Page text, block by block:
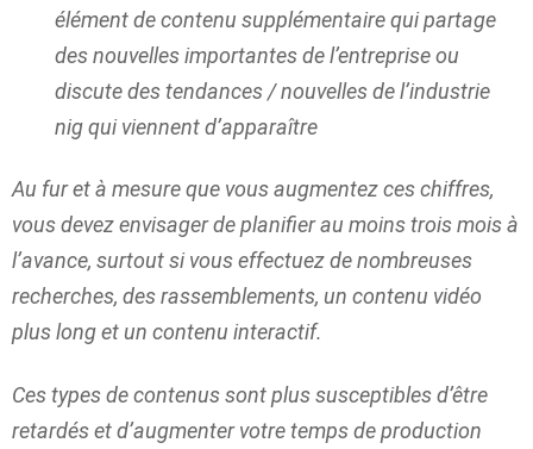
élément de contenu supplémentaire qui partage
des nouvelles importantes de l’entreprise ou
discute des tendances / nouvelles de l’industrie
nig qui viennent d’apparaître
Au fur et à mesure que vous augmentez ces chiffres,
vous devez envisager de planifier au moins trois mois à
l’avance, surtout si vous effectuez de nombreuses
recherches, des rassemblements, un contenu vidéo
plus long et un contenu interactif.
Ces types de contenus sont plus susceptibles d’être
retardés et d’augmenter votre temps de production